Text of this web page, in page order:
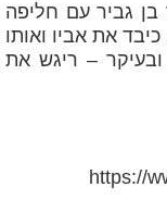
עם חליפה
אביו ואותו
– ריגש את